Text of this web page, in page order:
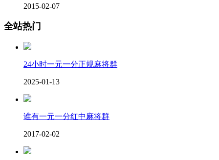
2015-02-07
全站热门
24小时一元一分正规麻将群
2025-01-13
谁有一元一分红中麻将群
2017-02-02